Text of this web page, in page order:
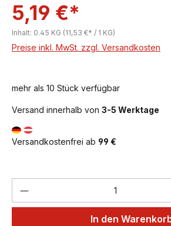
5,19 €*
Inhalt: 0.45 KG (11,53 €* / 1 KG)
Preise inkl. MwSt. zzgl. Versandkosten
mehr als 10 Stück verfügbar
Versand innerhalb von 3-5 Werktage
Versandkostenfrei ab 99 €
Produkt Anzahl: Gib
In den